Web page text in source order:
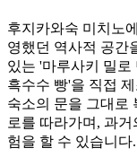
후지카와숙 미치노
영했던 역사적 공간
있는 '마루사키 밀
흑수수 빵'을 직접
숙소의 문을 그대로
로를 따라가며, 과
험을 할 수 있습니다.